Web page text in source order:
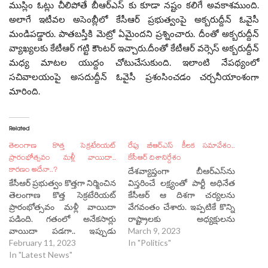
ముస్లిం ఓట్లు చీలిపోతే బీఆర్ఎస్ కు కూడా నష్టం కలిగే అవకాశముంది.
అలాగే ఇటీవల అసెంబ్లీలో కేసీఆర్ ప్రభుత్వంపై అక్బరుద్దీన్ ఓవైసీ
మండిపడ్డారు. పాతబస్తీకి మెట్రో ఏమైందని ప్రశ్నించారు. దీంతో అక్బరుద్దీన్
వ్యాఖ్యలకు కేటీఆర్ గట్టి కౌంటర్ ఇచ్చారు.దీంతో కేటీఆర్ వర్సెస్ అక్బరుద్దీన్
మధ్య మాటల యుద్దం చోటుచేసుకుంది. ఇలాంటి నేపథ్యంలో
సచివాలయంపై అసదుద్దీన్ ఓవైసీ ప్రశంసించడం చర్చనీయాంశంగా
మారింది.
Related
తెలంగాణ కొత్త సెక్రటేరియట్
ప్రారంభోత్సవం మళ్లీ వాయిదా..
కారణం అదేనా..?
కేసీఆర్ ప్రభుత్వం కొత్తగా నిర్మించిన
తెలంగాణ కొత్త సెక్రటేరియట్
ప్రారంభోత్సవం మళ్లీ వాయిదా
పడింది. గతంలో అనేకసార్లు
వాయిదా పడగా.. ఇప్పుడు
మరోసారి వాయిదా పడటం
చర్చనీయాంశంగా మారింది.
February 11, 2023
In "Latest News"
రేపు బీఆర్ఎస్ కీలక సమావేశం..
కేసీఆర్ దిశానిర్దేశం
దేశవ్యాప్తంగా బీఆర్ఎస్‌ను
విస్తరించే లక్ష్యంతో పార్టీ అధినేత
కేసీఆర్ ఆ దిశగా చర్యలను
వేగవంతం చేశారు. ఇప్పటికే కొన్ని
రాష్ట్రాలకు అధ్యక్షులను
నియమించగా.. మరికొన్ని
రాష్ట్రాలకు చెందిన నేతలు
March 9, 2023
In "Politics"